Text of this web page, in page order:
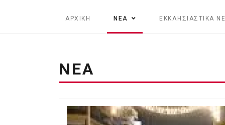
ΑΡΧΙΚΗ ΝΕΑ ΕΚΚΛΗΣΙΑΣΤΙΚΑ
ΝΕΑ